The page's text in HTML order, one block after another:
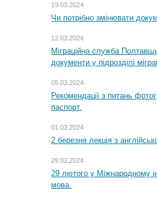
19.03.2024
Чи потрібно змінювати
12.03.2024
Міграційна служба
документи у підрозділі
05.03.2024
Рекомендації з питань
паспорт.
01.03.2024
2 березня лекція з
29.02.2024
29 лютого у Міжнародному
мова.